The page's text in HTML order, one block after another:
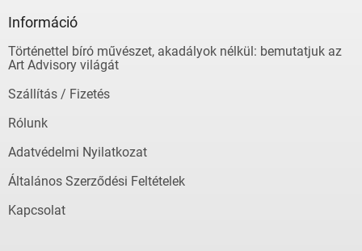
Információ
Történettel bíró művészet, akadályok nélkül: bemutatjuk az
Art Advisory világát
Szállítás / Fizetés
Rólunk
Adatvédelmi Nyilatkozat
Általános Szerződési Feltételek
Kapcsolat